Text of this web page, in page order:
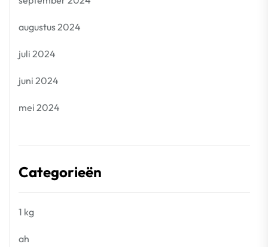
augustus 2024
juli 2024
juni 2024
mei 2024
Categorieën
1 kg
ah